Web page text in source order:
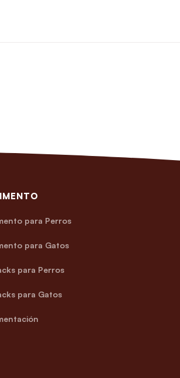
para Perros
para Gatos
para Perros
para Gatos